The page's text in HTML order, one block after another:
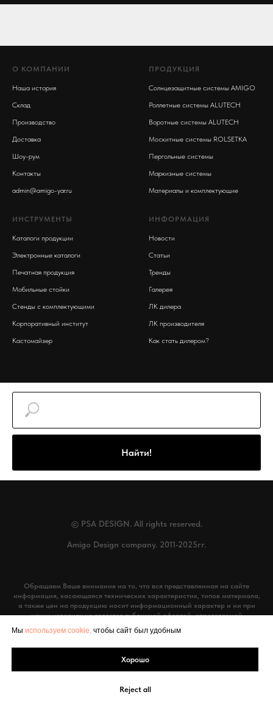
О КОМПАНИИ
Наша история
Склад
Производство
Доставка
Шоу-рум
Контакты
admin@amigo-yar.ru
ПРОДУКЦИЯ
Солнцезащитные системы AMIGO
Роллетные системы ALUTECH
Воротные системы ALUTECH
Москитные системы ROLSETKA
Пергольные системы
Маркизные системы
Материалы и комплектующие
ИНСТРУМЕНТЫ
Каталоги продукции
Электронные каталоги
Печатная продукция
Мобильные стойки
Стенды с комплектующими
Корпоративный институт
Кастомайзер
ИНФОРМАЦИЯ
Новости
Статьи
Тренды
Галерея
ЛК дилера
ЛК производителя
Как стать дилером?
Найти!
© PSA DESIGN. All rights reserved.
Amigo Design company. 2011-2025гг.
Обращаем Ваше внимание на то, что вся представленная на сайте
информация, касающаяся технических характеристик, типов материала,
а также цен на продукцию носит информационный характер и ни при
каких условиях не является публичной офертой, определяемой
Федерации. Для получения подробной информации, пожалуйста,
Находясь на сайте www.amigo-yar.ru и заполняя формы обратной связи
вы даёте своё
Мы используем cookie, чтобы сайт был удобным
Хорошо
Reject all